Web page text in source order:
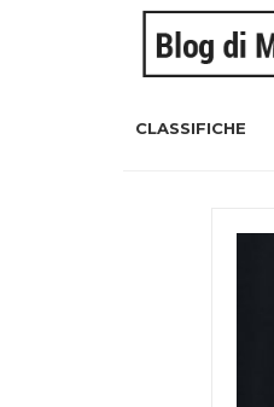
CLASSIFICHE